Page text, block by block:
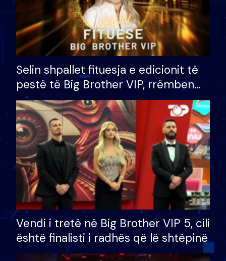
Selin shpallet fituesja e edicionit të
pestë të Big Brother VIP, rrëmben
çmimin e madh prej 100 mijë eurosh
Vendi i tretë në Big Brother VIP 5, cili
është finalisti i radhës që lë shtëpinë